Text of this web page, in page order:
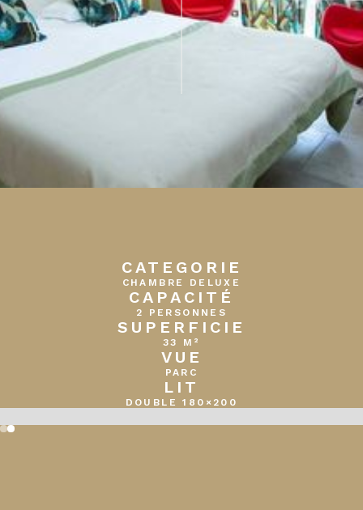
CATEGORIE
CHAMBRE DELUXE
CAPACITÉ
2 PERSONNES
SUPERFICIE
33 M²
VUE
PARC
LIT
DOUBLE 180×200
Slide 2 of 2.